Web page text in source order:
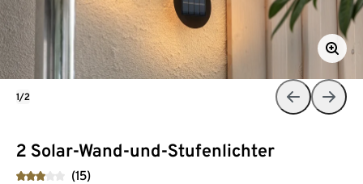
2 Solar-Wand-und-Stufenlichter
(15)
1/2